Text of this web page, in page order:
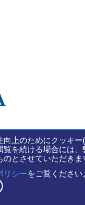
上のためにクッキー
覧を続ける場合には、
とさせていただきま
リシーをご覧ください